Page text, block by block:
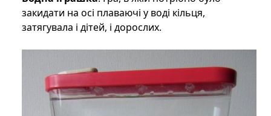
закидати на осі плаваючі у воді кільця,
затягувала і дітей, і дорослих.